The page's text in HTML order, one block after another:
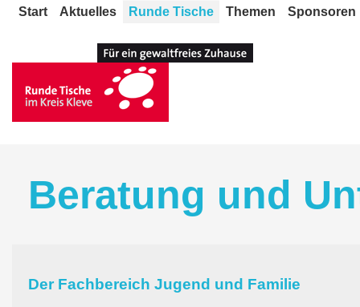
Start Aktuelles Runde Tische Themen Sponsoren
Beratung und
Der Fachbereich Jugend und Familie